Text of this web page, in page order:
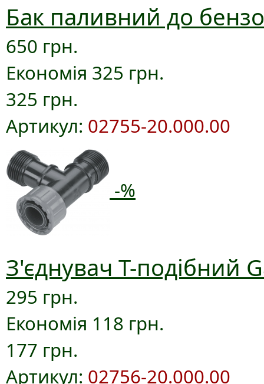
Бак паливний до
650 грн.
Економія 325 грн.
325 грн.
Артикул: 02755-20.000.00
-%
З'єднувач T-подібний
295 грн.
Економія 118 грн.
177 грн.
Артикул: 02756-20.000.00